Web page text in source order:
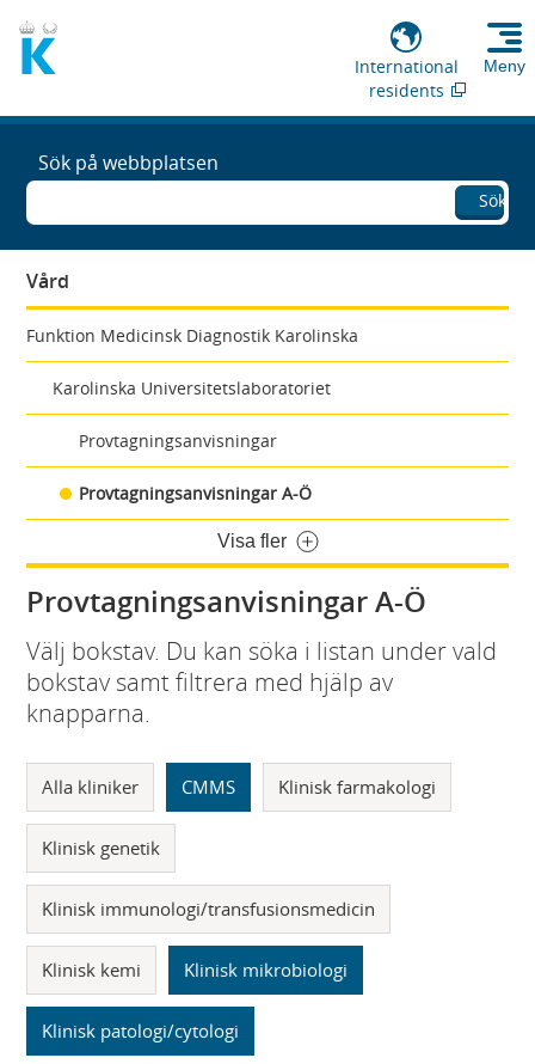
International
residents
Meny
Sök på webbplatsen
Sök
Vård
Funktion Medicinsk Diagnostik Karolinska
Karolinska Universitetslaboratoriet
Provtagningsanvisningar
Provtagningsanvisningar A-Ö
Visa fler
Provtagningsanvisningar A-Ö
Välj bokstav. Du kan söka i listan under vald
bokstav samt filtrera med hjälp av
knapparna.
Alla kliniker CMMS Klinisk farmakologi
Klinisk genetik
Klinisk immunologi/transfusionsmedicin
Klinisk kemi Klinisk mikrobiologi
Klinisk patologi/cytologi